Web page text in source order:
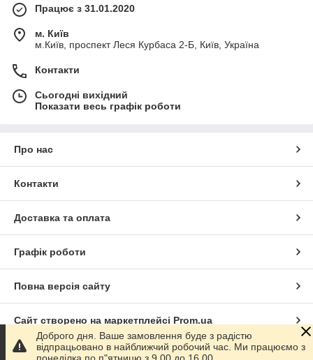
Працює з 31.01.2020
м. Київ
м.Київ, проспект Леся Курбаса 2-Б, Київ, Україна
Контакти
Сьогодні вихідний
Показати весь графік роботи
Про нас
Контакти
Доставка та оплата
Графік роботи
Повна версія сайту
Сайт створено на маркетплейсі Prom.ua
Політика конфіденційності
Доброго дня. Ваше замовлення буде з радістю
відпрацьовано в найближчий робочий час. Ми працюємо з